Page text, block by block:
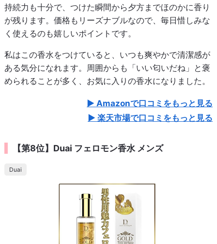
持続力も十分で、つけた瞬間から夕方までほのかに香り
が残ります。価格もリーズナブルなので、毎日惜しみな
く使えるのも嬉しいポイントです。
私はこの香水をつけていると、いつも爽やかで清潔感が
ある気分になれます。周囲からも「いい匂いだね」と褒
められることが多く、お気に入りの香水になりました。
Amazonで口コミをもっと見る
楽天市場で口コミをもっと見る
【第8位】Duai フェロモン香水 メンズ
Duai